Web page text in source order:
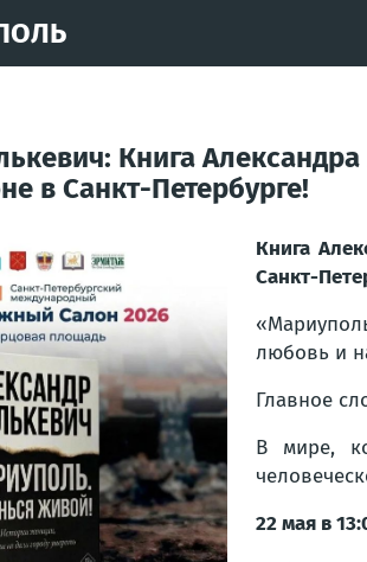
Книга
в Санкт-Петербурге!
Книга
Санкт-
любовь и
Главное
В мире,
22 мая в